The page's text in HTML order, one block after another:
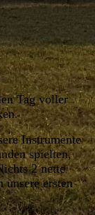
Tag voller
Instrumente
spielten,
2 nette
unsere ersten